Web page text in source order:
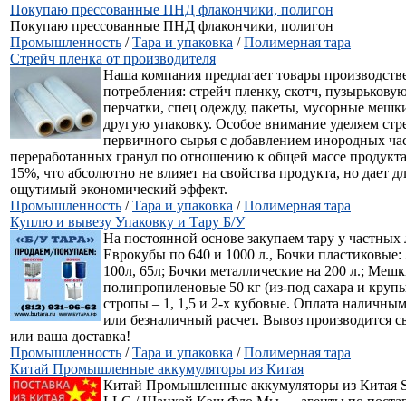
Покупаю прессованные ПНД флакончики, полигон
Покупаю прессованные ПНД флакончики, полигон
Промышленность /Тара и упаковка /Полимерная тара
Стрейч пленка от производителя
Наша компания предлагает товары
потребления: стрейч пленку, скотч,
перчатки, спец одежду, пакеты, мусорные
другую упаковку. Особое внимание уделяем
первичного сырья с добавлением инородных
переработанных гранул по отношению к общей массе продукта
15%, что абсолютно не влияет на свойства продукта, но дает
ощутимый экономический эффект.
Промышленность /Тара и упаковка /Полимерная тара
Куплю и вывезу Упаковку и Тару Б/У
На постоянной основе закупаем тару у
Еврокубы по 640 и 1000 л., Бочки пластиковые:
100л, 65л; Бочки металлические на 200 л.;
полипропиленовые 50 кг (из-под сахара и
стропы – 1, 1,5 и 2-х кубовые. Оплата
или безналичный расчет. Вывоз производится
или ваша доставка!
Промышленность /Тара и упаковка /Полимерная тара
Китай Промышленные аккумуляторы из Китая
Китай Промышленные аккумуляторы из Китая